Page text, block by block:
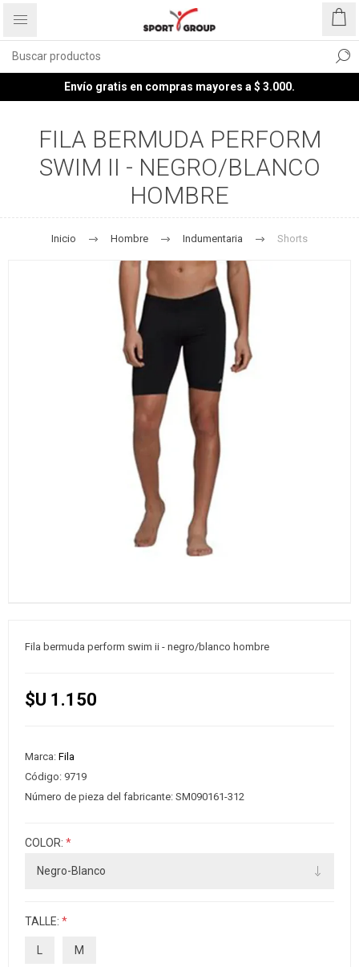
Envío gratis en compras mayores a $ 3.000.
FILA BERMUDA PERFORM
SWIM II - NEGRO/BLANCO
HOMBRE
Inicio Hombre Indumentaria Shorts
Fila bermuda perform swim ii - negro/blanco hombre
$U 1.150
Marca: Fila
Código: 9719
Número de pieza del fabricante: SM090161-312
COLOR: *
TALLE: *
L M